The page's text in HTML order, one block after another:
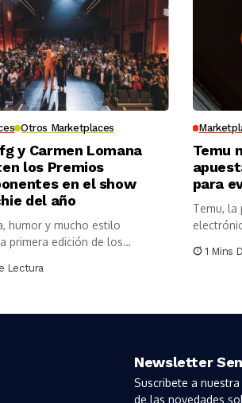
Otros Marketplaces
y Carmen Lomana
los Premios
en el show
del año
humor y mucho estilo
primera edición de los
Lectura
Temu
para
Temu,
1 Mins
Newsletter
Suscribete a
de las novedades